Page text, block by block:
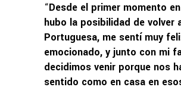
“Desde el primer momento
hubo la posibilidad de volver
Portuguesa, me sentí muy
emocionado, y junto con mi
decidimos venir porque nos
sentido como en casa en